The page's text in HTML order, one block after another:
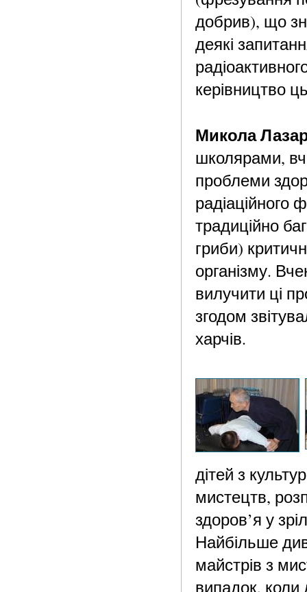
добрив), що
деякі
керівництво
Микола
школярами,
проблеми
радіаційного
традиційно
гриби)
організму.
вилучити ці
згодом
харчів.
дітей з
мистецтв,
здоров’я у
Найбільше
майстрів з
випадок,